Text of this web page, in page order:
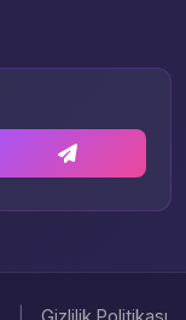
Gizlilik Politikası